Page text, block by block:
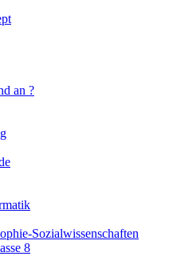
an ?
Sozialwissenschaften
8